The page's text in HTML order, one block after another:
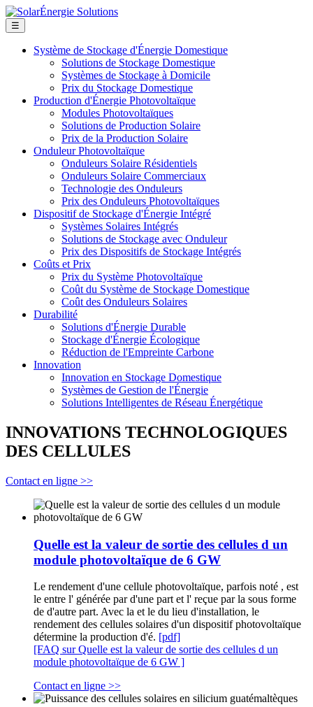
☰
Système de Stockage d'Énergie Domestique
Solutions de Stockage Domestique
Systèmes de Stockage à Domicile
Prix du Stockage Domestique
Production d'Énergie Photovoltaïque
Modules Photovoltaïques
Solutions de Production Solaire
Prix de la Production Solaire
Onduleur Photovoltaïque
Onduleurs Solaire Résidentiels
Onduleurs Solaire Commerciaux
Technologie des Onduleurs
Prix des Onduleurs Photovoltaïques
Dispositif de Stockage d'Énergie Intégré
Systèmes Solaires Intégrés
Solutions de Stockage avec Onduleur
Prix des Dispositifs de Stockage Intégrés
Coûts et Prix
Prix du Système Photovoltaïque
Coût du Système de Stockage Domestique
Coût des Onduleurs Solaires
Durabilité
Solutions d'Énergie Durable
Stockage d'Énergie Écologique
Réduction de l'Empreinte Carbone
Innovation
Innovation en Stockage Domestique
Systèmes de Gestion de l'Énergie
Solutions Intelligentes de Réseau Énergétique
INNOVATIONS TECHNOLOGIQUES
DES CELLULES
Contact en ligne >>
Quelle est la valeur de sortie des cellules d un
module photovoltaïque de 6 GW
Le rendement d'une cellule photovoltaïque, parfois noté , est
le entre l' générée par d'une part et l' reçue par la sous forme
de d'autre part. Avec la et le du lieu d'installation, le
rendement des cellules solaires d'un dispositif photovoltaïque
détermine la production d'é. [pdf]
[FAQ sur Quelle est la valeur de sortie des cellules d un
module photovoltaïque de 6 GW ]
Contact en ligne >>